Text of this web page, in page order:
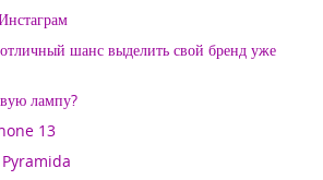
шанс выделить свой бренд уже
лампу?
13
Pyramida